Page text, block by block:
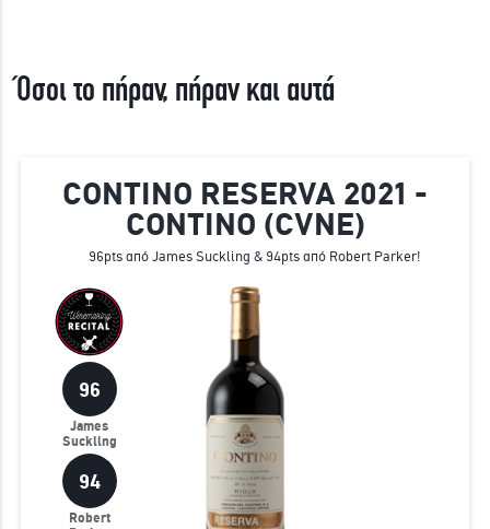
Όσοι το πήραν, πήραν και αυτά
CONTINO RESERVA 2021 -
CONTINO (CVNE)
96pts από James Suckling & 94pts από Robert Parker!
96
James
Suckling
94
Robert